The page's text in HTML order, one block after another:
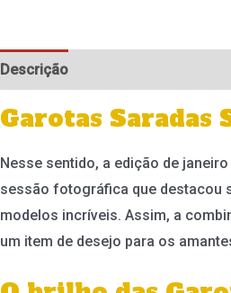
Descrição
Garotas Saradas
Nesse sentido, a edição de
sessão fotográfica que destacou
modelos incríveis. Assim, a
um item de desejo para os